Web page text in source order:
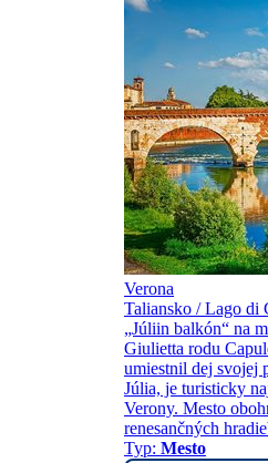
Verona
Taliansko / Lago di
„Júliin balkón“ na
Giulietta rodu
umiestnil dej svojej
Júlia, je turisticky
Verony. Mesto
renesančných
Typ: Mesto